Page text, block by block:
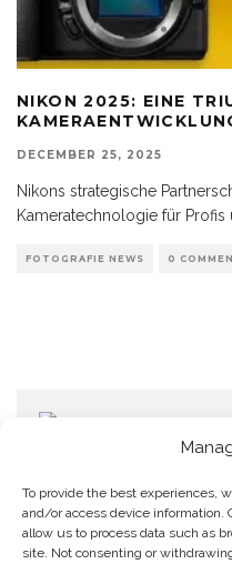
To provide the best experiences,
and/or access device
allow us to process data such as
site. Not consenting or
NIKON 2025: EINE
DECEMBER 25, 2025
Nikons strategische
Kameratechnologie für Profis
FOTOGRAFIE NEWS 0
Home
Impressum